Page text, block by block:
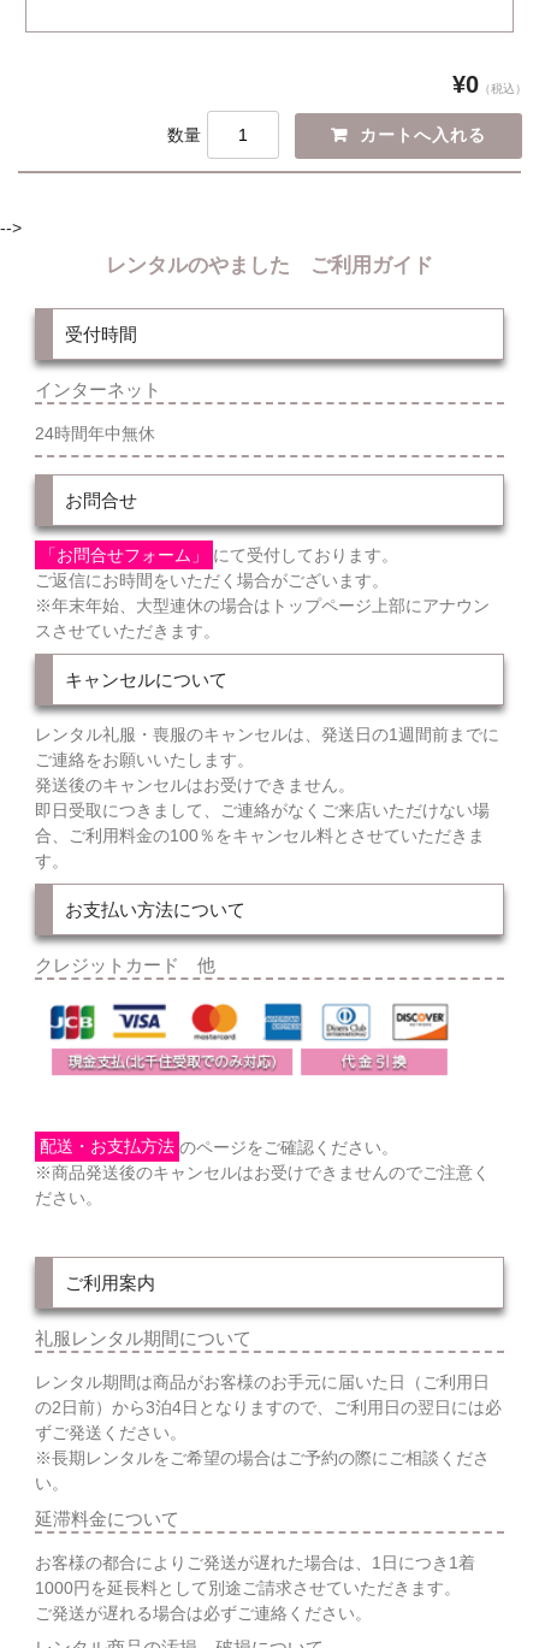
¥0 （税込）
数量
-->
レンタルのやました ご利用ガイド
受付時間
インターネット
24時間年中無休
お問合せ
「お問合せフォーム」
にて受付しております。
ご返信にお時間をいただく場合がございます。
※年末年始、大型連休の場合はトップページ上部にアナウン
スさせていただきます。
キャンセルについて
レンタル礼服・喪服のキャンセルは、発送日の1週間前までに
ご連絡をお願いいたします。
発送後のキャンセルはお受けできません。
即日受取につきまして、ご連絡がなくご来店いただけない場
合、ご利用料金の100％をキャンセル料とさせていただきま
す。
お支払い方法について
クレジットカード 他
配送・お支払方法 のページをご確認ください。
※商品発送後のキャンセルはお受けできませんのでご注意く
ださい。
ご利用案内
礼服レンタル期間について
レンタル期間は商品がお客様のお手元に届いた日（ご利用日
の2日前）から3泊4日となりますので、ご利用日の翌日には必
ずご発送ください。
※長期レンタルをご希望の場合はご予約の際にご相談くださ
い。
延滞料金について
お客様の都合によりご発送が遅れた場合は、1日につき1着
1000円を延長料として別途ご請求させていただきます。
ご発送が遅れる場合は必ずご連絡ください。